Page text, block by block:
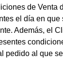
de Venta
el día en que
Además, el
pedido al que